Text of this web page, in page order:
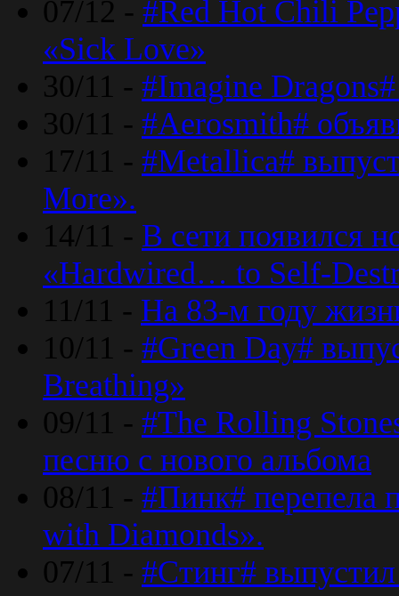
07/12 - #Red Hot Chili
«Sick Love»
30/11 - #Imagine
30/11 - #Aerosmith#
17/11 - #Metallica#
More».
14/11 - В сети появился
«Hardwired… to Self-
11/11 - На 83-м году
10/11 - #Green Day#
Breathing»
09/11 - #The Rolling
песню с нового альбома
08/11 - #Пинк# перепела
with Diamonds».
07/11 - #Стинг#